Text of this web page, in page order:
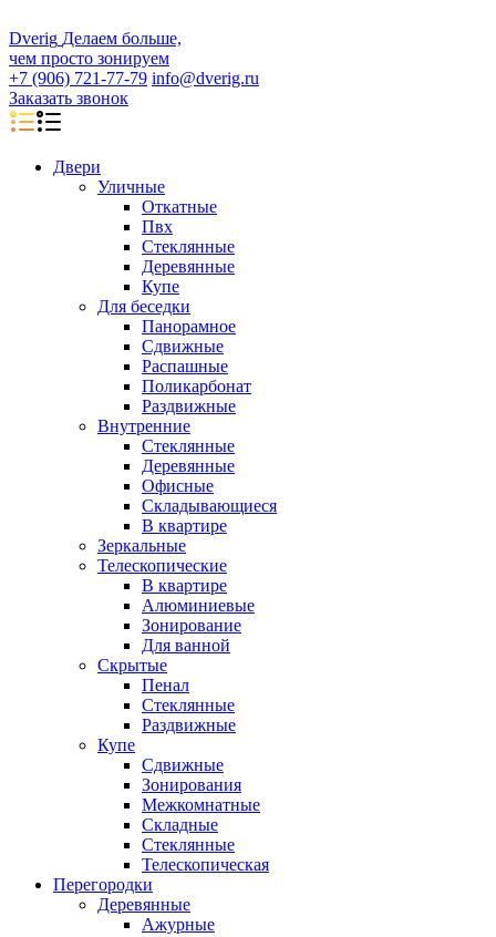
Dverig Делаем больше,
чем просто зонируем
+7 (906) 721-77-79 info@dverig.ru
Заказать звонок
Двери
Уличные
Откатные
Пвх
Стеклянные
Деревянные
Купе
Для беседки
Панорамное
Сдвижные
Распашные
Поликарбонат
Раздвижные
Внутренние
Стеклянные
Деревянные
Офисные
Складывающиеся
В квартире
Зеркальные
Телескопические
В квартире
Алюминиевые
Зонирование
Для ванной
Скрытые
Пенал
Стеклянные
Раздвижные
Купе
Сдвижные
Зонирования
Межкомнатные
Складные
Стеклянные
Телескопическая
Перегородки
Деревянные
Ажурные